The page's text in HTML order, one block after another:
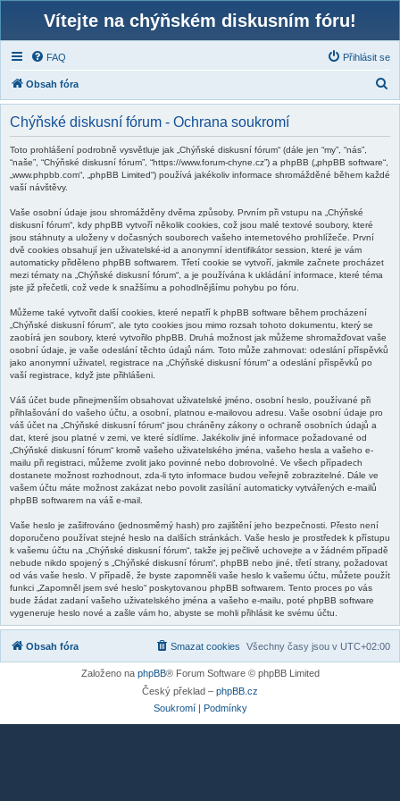
Vítejte na chýňském diskusním fóru!
FAQ Přihlásit se
Obsah fóra
l
Chýňské diskusní fórum - Ochrana soukromí
Toto prohlášení podrobně vysvětluje jak „Chýňské diskusní fórum“ (dále jen “my”, “nás”,
“naše”, “Chýňské diskusní fórum”, “https://www.forum-chyne.cz”) a phpBB („phpBB software“,
„www.phpbb.com“, „phpBB Limited“) používá jakékoliv informace shromážděné během každé
vaší návštěvy.
Vaše osobní údaje jsou shromážděny dvěma způsoby. Prvním při vstupu na „Chýňské
diskusní fórum“, kdy phpBB vytvoří několik cookies, což jsou malé textové soubory, které
jsou stáhnuty a uloženy v dočasných souborech vašeho internetového prohlížeče. První
dvě cookies obsahují jen uživatelské-id a anonymní identifikátor session, které je vám
automaticky přiděleno phpBB softwarem. Třetí cookie se vytvoří, jakmile začnete procházet
mezi tématy na „Chýňské diskusní fórum“, a je používána k ukládání informace, které téma
jste již přečetli, což vede k snažšímu a pohodlnějšímu pohybu po fóru.
Můžeme také vytvořit další cookies, které nepatří k phpBB software během procházení
„Chýňské diskusní fórum“, ale tyto cookies jsou mimo rozsah tohoto dokumentu, který se
zaobírá jen soubory, které vytvořilo phpBB. Druhá možnost jak můžeme shromažďovat vaše
osobní údaje, je vaše odeslání těchto údajů nám. Toto může zahrnovat: odeslání příspěvků
jako anonymní uživatel, registrace na „Chýňské diskusní fórum“ a odeslání příspěvků po
vaší registrace, když jste přihlášeni.
Váš účet bude přinejmenším obsahovat uživatelské jméno, osobní heslo, používané při
přihlašování do vašeho účtu, a osobní, platnou e-mailovou adresu. Vaše osobní údaje pro
váš účet na „Chýňské diskusní fórum“ jsou chráněny zákony o ochraně osobních údajů a
dat, které jsou platné v zemi, ve které sídlíme. Jakékoliv jiné informace požadované od
„Chýňské diskusní fórum“ kromě vašeho uživatelského jména, vašeho hesla a vašeho e-
mailu při registraci, můžeme zvolit jako povinné nebo dobrovolné. Ve všech případech
dostanete možnost rozhodnout, zda-li tyto informace budou veřejně zobrazitelné. Dále ve
vašem účtu máte možnost zakázat nebo povolit zasílání automaticky vytvářených e-mailů
phpBB softwarem na váš e-mail.
Vaše heslo je zašifrováno (jednosměrný hash) pro zajištění jeho bezpečnosti. Přesto není
doporučeno používat stejné heslo na dalších stránkách. Vaše heslo je prostředek k přístupu
k vašemu účtu na „Chýňské diskusní fórum“, takže jej pečlivě uchovejte a v žádném případě
nebude nikdo spojený s „Chýňské diskusní fórum“, phpBB nebo jiné, třetí strany, požadovat
od vás vaše heslo. V případě, že byste zapomněli vaše heslo k vašemu účtu, můžete použít
funkci „Zapomněl jsem své heslo“ poskytovanou phpBB softwarem. Tento proces po vás
bude žádat zadaní vašeho uživatelského jména a vašeho e-mailu, poté phpBB software
vygeneruje heslo nové a zašle vám ho, abyste se mohli přihlásit ke svému účtu.
Obsah fóra Všechny časy jsou v UTC+02:00
Smazat cookies
Založeno na phpBB® Forum Software © phpBB Limited
Český překlad – phpBB.cz
Soukromí| Podmínky